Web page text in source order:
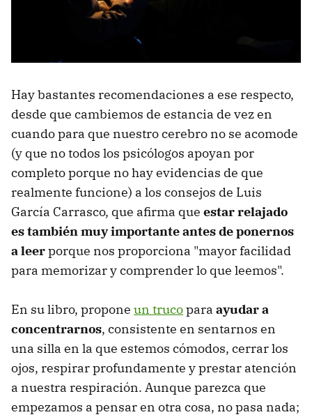
Hay bastantes recomendaciones a ese respecto,
desde que cambiemos de estancia de vez en
cuando para que nuestro cerebro no se acomode
(y que no todos los psicólogos apoyan por
completo porque no hay evidencias de que
realmente funcione) a los consejos de Luis
García Carrasco, que afirma que estar relajado
es también muy importante antes de ponernos
a leerporque nos proporciona "mayor facilidad
para memorizar y comprender lo que leemos".
En su libro, propone un trucopara ayudar a
concentrarnos, consistente en sentarnos en
una silla en la que estemos cómodos, cerrar los
ojos, respirar profundamente y prestar atención
a nuestra respiración. Aunque parezca que
empezamos a pensar en otra cosa, no pasa nada;